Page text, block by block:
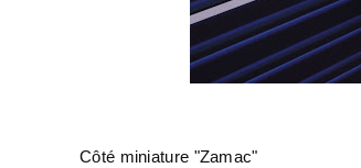
Côté miniature "Zamac"